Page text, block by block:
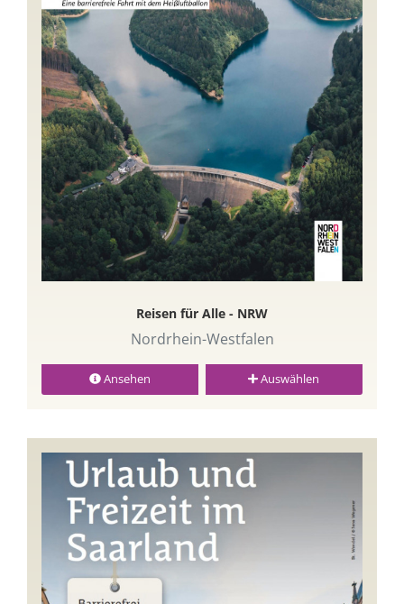
Reisen für Alle - NRW
Nordrhein-Westfalen
Ansehen Auswählen